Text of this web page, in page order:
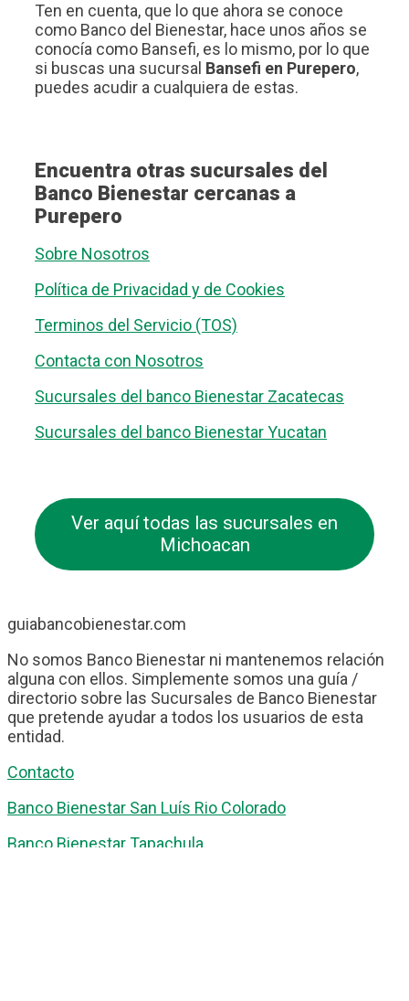
Ten en cuenta, que lo que ahora se conoce
como Banco del Bienestar, hace unos años se
conocía como Bansefi, es lo mismo, por lo que
si buscas una sucursal Bansefi en Purepero,
puedes acudir a cualquiera de estas.
Encuentra otras sucursales del
Banco Bienestar cercanas a
Purepero
Sobre Nosotros
Política de Privacidad y de Cookies
Terminos del Servicio (TOS)
Contacta con Nosotros
Sucursales del banco Bienestar Zacatecas
Sucursales del banco Bienestar Yucatan
Ver aquí todas las sucursales en
Michoacan
guiabancobienestar.com
No somos Banco Bienestar ni mantenemos relación
alguna con ellos. Simplemente somos una guía /
directorio sobre las Sucursales de Banco Bienestar
que pretende ayudar a todos los usuarios de esta
entidad.
Contacto
Banco Bienestar San Luís Rio Colorado
Banco Bienestar Tapachula